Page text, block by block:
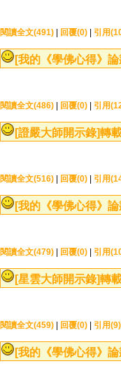
閱讀全文(491) 回覆(0) 引用
[我的《學佛心得》
閱讀全文(486) 回覆(0) 引用
[證嚴大師開示錄]轉
閱讀全文(516) 回覆(0) 引用
[我的《學佛心得》
閱讀全文(479) 回覆(0) 引用
[星雲大師開示錄]轉
閱讀全文(459) 回覆(0) 引用(9)
[我的《學佛心得》